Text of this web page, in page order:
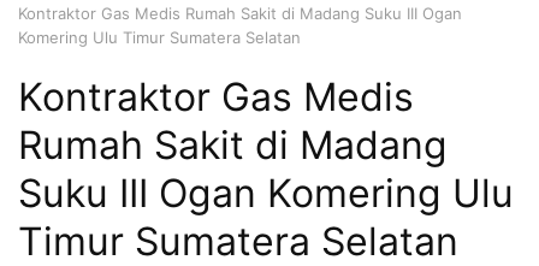
Kontraktor Gas Medis Rumah Sakit di Madang Suku III Ogan
Komering Ulu Timur Sumatera Selatan
Kontraktor Gas Medis
Rumah Sakit di Madang
Suku III Ogan Komering Ulu
Timur Sumatera Selatan